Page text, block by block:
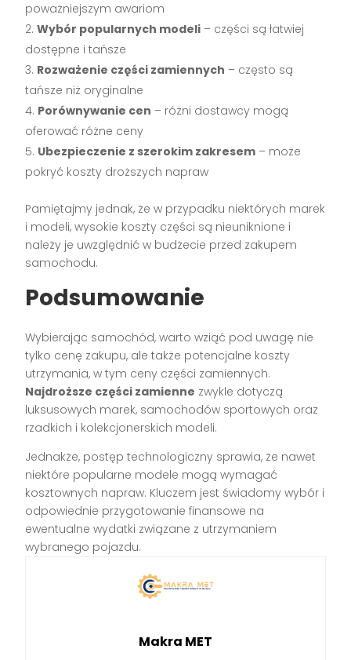
poważniejszym awariom
Wybór popularnych modeli – części są łatwiej
dostępne i tańsze
Rozważenie części zamiennych – często są
tańsze niż oryginalne
Porównywanie cen – różni dostawcy mogą
oferować różne ceny
Ubezpieczenie z szerokim zakresem – może
pokryć koszty droższych napraw
Pamiętajmy jednak, że w przypadku niektórych marek
i modeli, wysokie koszty części są nieuniknione i
należy je uwzględnić w budżecie przed zakupem
samochodu.
Podsumowanie
Wybierając samochód, warto wziąć pod uwagę nie
tylko cenę zakupu, ale także potencjalne koszty
utrzymania, w tym ceny części zamiennych.
Najdroższe części zamienne zwykle dotyczą
luksusowych marek, samochodów sportowych oraz
rzadkich i kolekcjonerskich modeli.
Jednakże, postęp technologiczny sprawia, że nawet
niektóre popularne modele mogą wymagać
kosztownych napraw. Kluczem jest świadomy wybór i
odpowiednie przygotowanie finansowe na
ewentualne wydatki związane z utrzymaniem
wybranego pojazdu.
Makra MET